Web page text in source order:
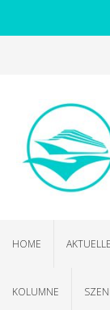
HOME
KOLUMNE